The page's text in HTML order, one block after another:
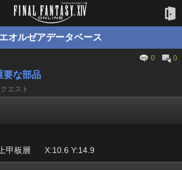
エオルゼアデータベース
0 0
要な部品
エスト
甲板層 X:10.6 Y:14.9